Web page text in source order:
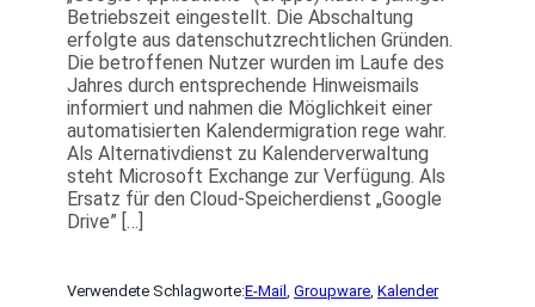
Betriebszeit eingestellt. Die Abschaltung
erfolgte aus datenschutzrechtlichen Gründen.
Die betroffenen Nutzer wurden im Laufe des
Jahres durch entsprechende Hinweismails
informiert und nahmen die Möglichkeit einer
automatisierten Kalendermigration rege wahr.
Als Alternativdienst zu Kalenderverwaltung
steht Microsoft Exchange zur Verfügung. Als
Ersatz für den Cloud-Speicherdienst „Google
Drive” […]
Verwendete Schlagworte:E-Mail Groupware Kalender